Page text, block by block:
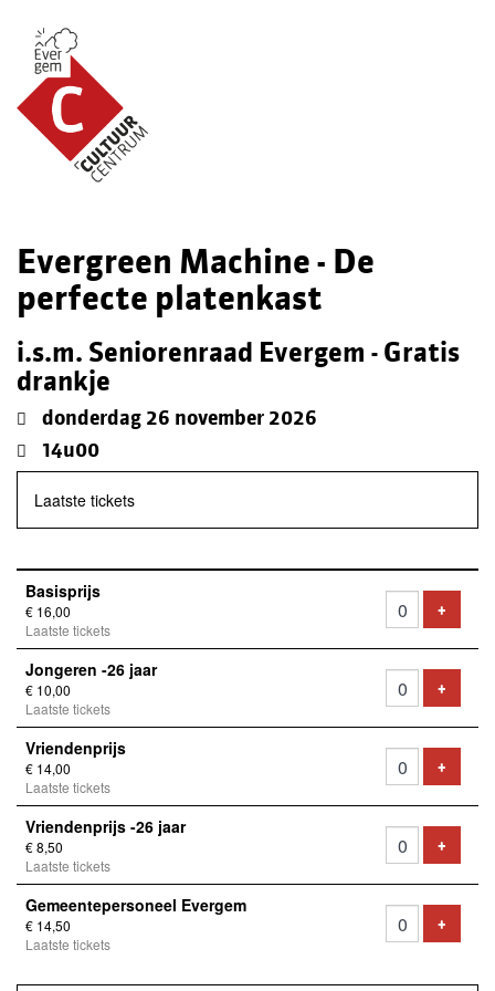
Evergreen Machine - De
perfecte platenkast
i.s.m. Seniorenraad Evergem - Gratis
drankje
donderdag 26 november 2026
14u00
Laatste tickets
Aantal
Basisprijs
€ 16,00
Laatste tickets
+
Jongeren -26 jaar
€ 10,00
Laatste tickets
+
Vriendenprijs
€ 14,00
Laatste tickets
+
Vriendenprijs -26 jaar
€ 8,50
Laatste tickets
+
Gemeentepersoneel Evergem
€ 14,50
Laatste tickets
+